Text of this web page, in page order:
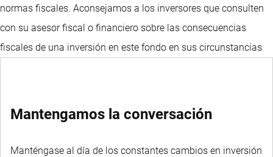
normas fiscales. Aconsejamos a los inversores que consulten
con su asesor fiscal o financiero sobre las consecuencias
fiscales de una inversión en este fondo en sus circunstancias
Mantengamos la conversación
Manténgase al día de los constantes cambios en inversión